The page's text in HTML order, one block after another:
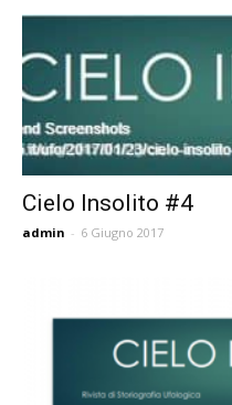
Cielo Insolito #4
admin - 6 Giugno 2017